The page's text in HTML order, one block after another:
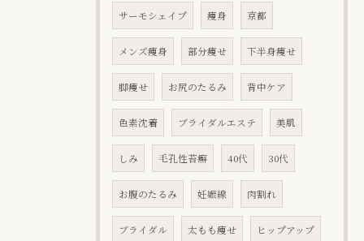
サーモシェイプ 痩身 京都
メンズ痩身 部分痩せ 下半身痩せ
脚痩せ お尻のたるみ 背中ケア
色素沈着 ブライダルエステ 美肌
しみ 毛孔性苔癬 40代 30代
お腹のたるみ 妊娠線 肉割れ
ブライダル 太もも痩せ ヒップアップ